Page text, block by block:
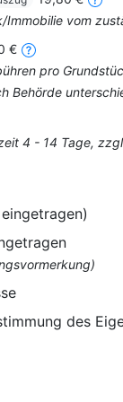
vom
€
pro
Behörde
4 - 14 Tage,
des